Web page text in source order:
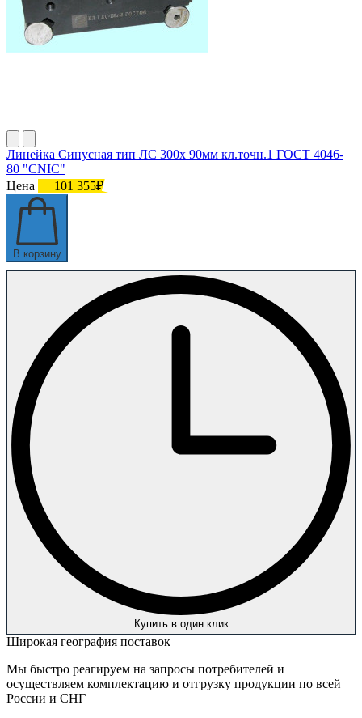
Линейка Синусная тип ЛС 300х 90мм кл.точн.1 ГОСТ 4046-
80 "CNIC"
Цена
101 355₽
В корзину
Купить в один клик
Широкая география поставок
Мы быстро реагируем на запросы потребителей и
осуществляем комплектацию и отгрузку продукции по всей
России и СНГ